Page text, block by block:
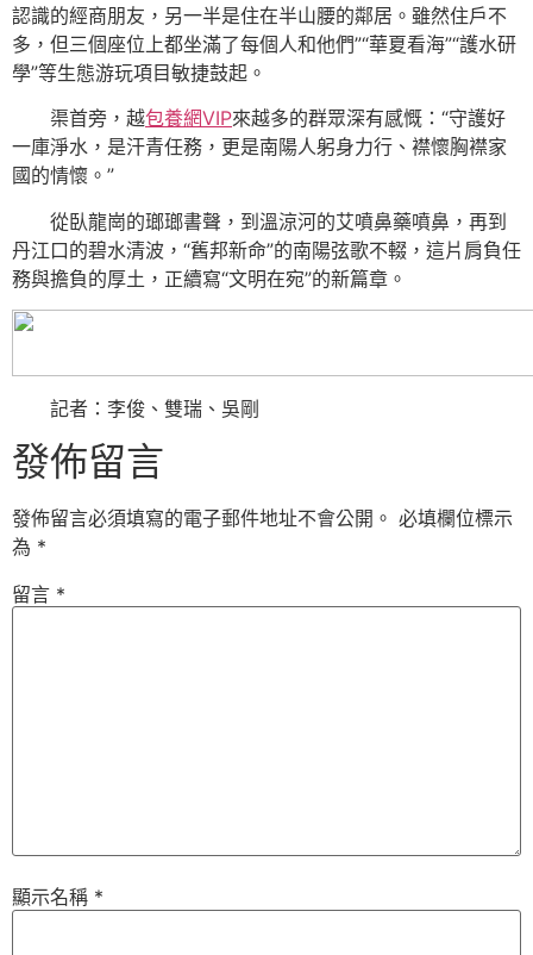
認識的經商朋友，另一半是住在半山腰的鄰居。雖然住戶不
多，但三個座位上都坐滿了每個人和他們”“華夏看海”“護水研
學”等生態游玩項目敏捷鼓起。
渠首旁，越包養網VIP來越多的群眾深有感慨：“守護好
一庫淨水，是汗青任務，更是南陽人躬身力行、襟懷胸襟家
國的情懷。”
從臥龍崗的瑯瑯書聲，到溫涼河的艾噴鼻藥噴鼻，再到
丹江口的碧水清波，“舊邦新命”的南陽弦歌不輟，這片肩負任
務與擔負的厚土，正續寫“文明在宛”的新篇章。
記者：李俊、雙瑞、吳剛
發佈留言
發佈留言必須填寫的電子郵件地址不會公開。 必填欄位標示
為 *
留言 *
顯示名稱 *